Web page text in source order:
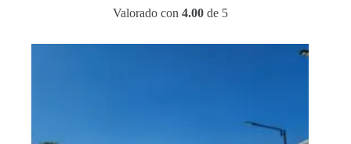
Valorado con 4.00de 5